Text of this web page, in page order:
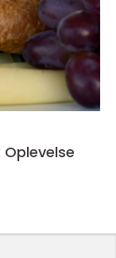
Oplevelse